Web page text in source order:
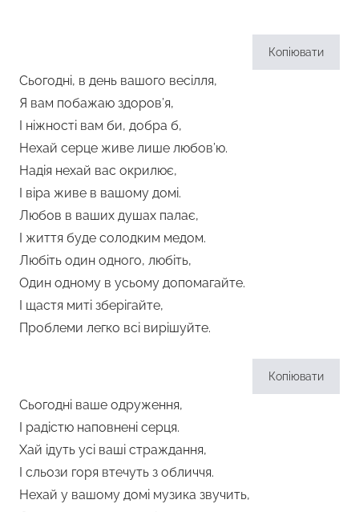
Копіювати
Сьогодні, в день вашого весілля,
Я вам побажаю здоров’я,
І ніжності вам би, добра б,
Нехай серце живе лише любов’ю.
Надія нехай вас окрилює,
І віра живе в вашому домі.
Любов в ваших душах палає,
І життя буде солодким медом.
Любіть один одного, любіть,
Один одному в усьому допомагайте.
І щастя миті зберігайте,
Проблеми легко всі вирішуйте.
Копіювати
Сьогодні ваше одруження,
І радістю наповнені серця.
Хай ідуть усі ваші страждання,
І сльози горя втечуть з обличчя.
Нехай у вашому домі музика звучить,